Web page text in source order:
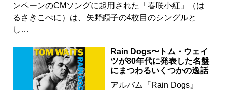
ンペーンのCMソングに起用された「春咲小紅」（は
るさきこべに）は、矢野顕子の4枚目のシングルと
し…
Rain Dogs〜トム・ウェイ
ツが80年代に発表した名盤
にまつわるいくつかの逸話
アルバム『Rain Dogs』